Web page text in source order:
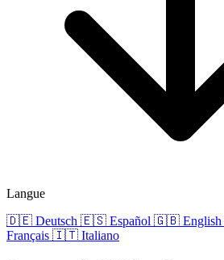
Langue
🇩🇪 Deutsch 🇪🇸 Español 🇬🇧 English
Français 🇮🇹 Italiano